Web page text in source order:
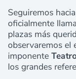
Seguiremos
oficialmente
plazas más
observaremos el
imponente
los grandes